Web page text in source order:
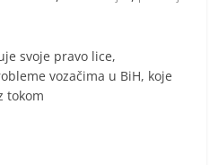
svoje pravo lice,
vozačima u BiH, koje
tokom